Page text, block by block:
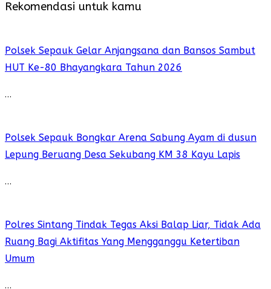
Rekomendasi untuk kamu
Polsek Sepauk Gelar Anjangsana dan Bansos Sambut
HUT Ke-80 Bhayangkara Tahun 2026
…
Polsek Sepauk Bongkar Arena Sabung Ayam di dusun
Lepung Beruang Desa Sekubang KM 38 Kayu Lapis
…
Polres Sintang Tindak Tegas Aksi Balap Liar, Tidak Ada
Ruang Bagi Aktifitas Yang Mengganggu Ketertiban
Umum
…